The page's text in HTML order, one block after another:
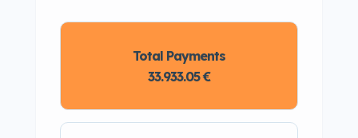
Total Payments
33.933.05 €